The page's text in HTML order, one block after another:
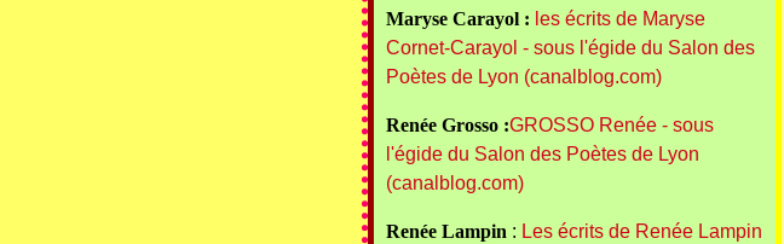
Maryse Carayol : les écrits de Maryse
Cornet-Carayol - sous l'égide du Salon des
Poètes de Lyon (canalblog.com)
Renée Grosso :GROSSO Renée - sous
l'égide du Salon des Poètes de Lyon
(canalblog.com)
Renée Lampin : Les écrits de Renée Lampin